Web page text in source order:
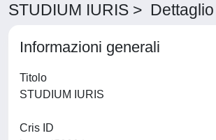
STUDIUM IURIS > Dettaglio
Informazioni generali
Titolo
Cris ID